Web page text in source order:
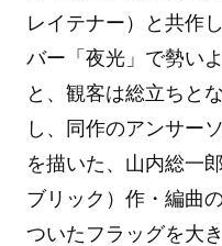
レイテナー）と共作
バー「夜光」で勢い
と、観客は総立ちと
し、同作のアンサー
を描いた、山内総一
ブリック）作・編曲
ついたフラッグを大